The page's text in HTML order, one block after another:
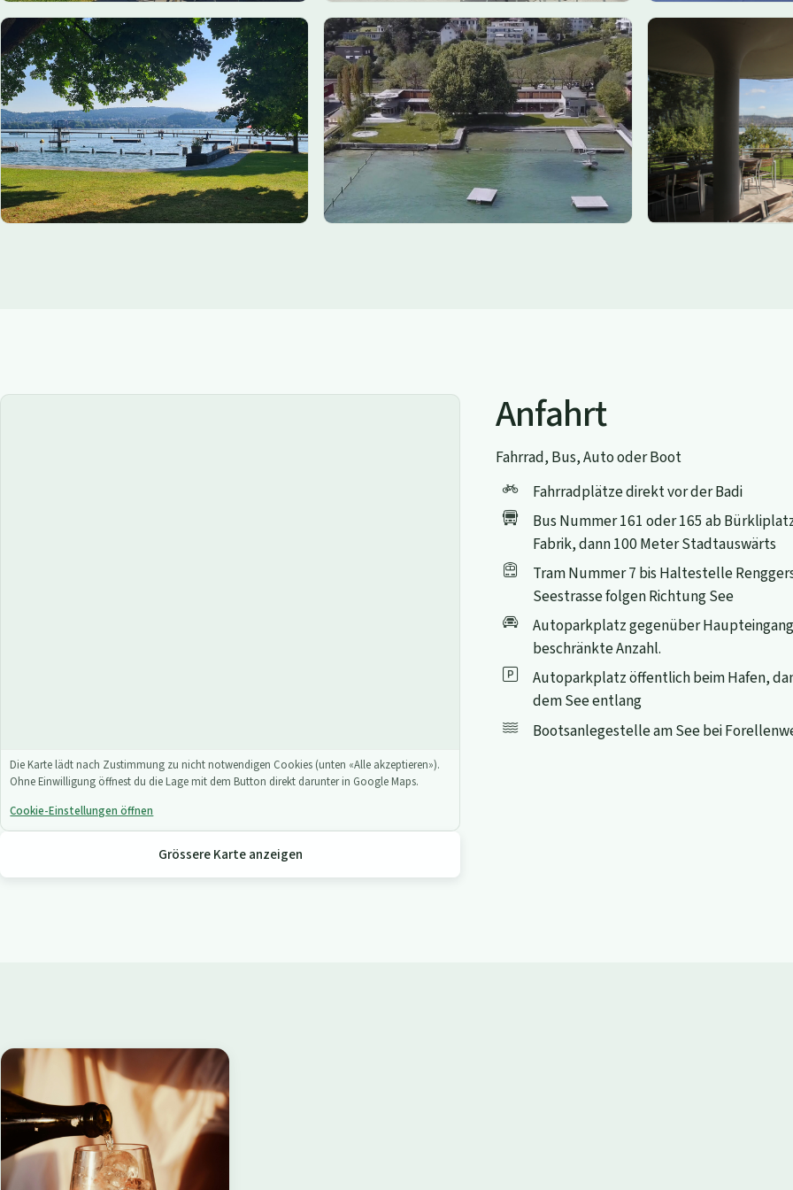
Die Karte lädt nach Zustimmung zu nicht notwendigen Cookies (unten «Alle akzeptieren»).
Ohne Einwilligung öffnest du die Lage mit dem Button direkt darunter in Google Maps.
Cookie-Einstellungen öffnen
Grössere Karte anzeigen
Anfahrt
Fahrrad, Bus, Auto oder Boot
Fahrradplätze direkt vor der Badi
Bus Nummer 161 oder 165 ab
Fabrik, dann 100 Meter Stadtauswärts
Tram Nummer 7 bis Haltestelle
Seestrasse folgen Richtung See
Autoparkplatz gegenüber
beschränkte Anzahl.
Autoparkplatz öffentlich beim Hafen,
dem See entlang
Bootsanlegestelle am See bei